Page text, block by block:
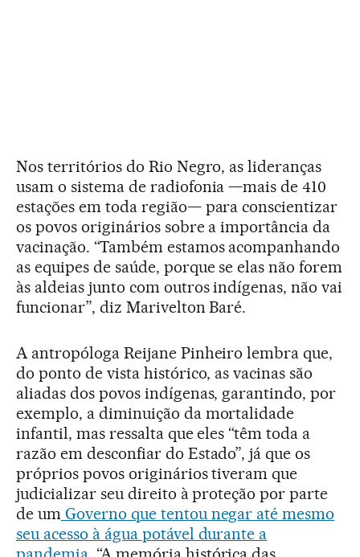
Nos territórios do Rio Negro, as lideranças
usam o sistema de radiofonia —mais de 410
estações em toda região— para conscientizar
os povos originários sobre a importância da
vacinação. “Também estamos acompanhando
as equipes de saúde, porque se elas não forem
às aldeias junto com outros indígenas, não vai
funcionar”, diz Marivelton Baré.
A antropóloga Reijane Pinheiro lembra que,
do ponto de vista histórico, as vacinas são
aliadas dos povos indígenas, garantindo, por
exemplo, a diminuição da mortalidade
infantil, mas ressalta que eles “têm toda a
razão em desconfiar do Estado”, já que os
próprios povos originários tiveram que
judicializar seu direito à proteção por parte
de umGoverno que tentou negar até mesmo
seu acesso à água potável durante a